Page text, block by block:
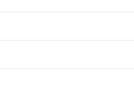
通訊交易解除權合理例外情事適用